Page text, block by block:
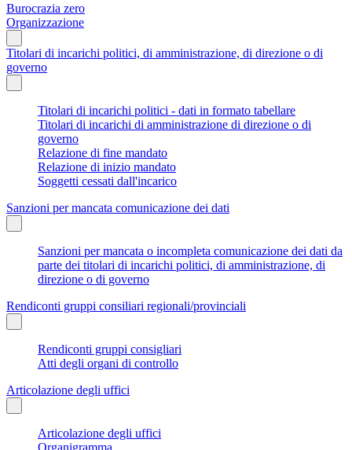
Burocrazia zero
Organizzazione
Titolari di incarichi politici, di amministrazione, di direzione o di
governo
Titolari di incarichi politici - dati in formato tabellare
Titolari di incarichi di amministrazione di direzione o di
governo
Relazione di fine mandato
Relazione di inizio mandato
Soggetti cessati dall'incarico
Sanzioni per mancata comunicazione dei dati
Sanzioni per mancata o incompleta comunicazione dei dati da
parte dei titolari di incarichi politici, di amministrazione, di
direzione o di governo
Rendiconti gruppi consiliari regionali/provinciali
Rendiconti gruppi consigliari
Atti degli organi di controllo
Articolazione degli uffici
Articolazione degli uffici
Organigramma